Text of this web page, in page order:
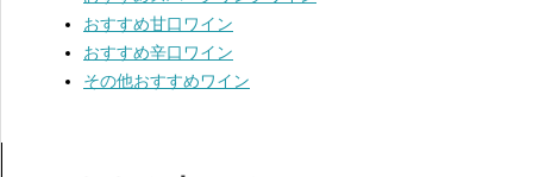
おすすめ甘口ワイン
おすすめ辛口ワイン
その他おすすめワイン